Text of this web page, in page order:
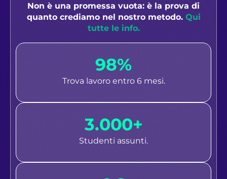
Non è una promessa vuota: è la prova di
quanto crediamo nel nostro metodo.Qui
tutte le info.
98%
Trova lavoro entro 6 mesi.
3.000+
Studenti assunti.